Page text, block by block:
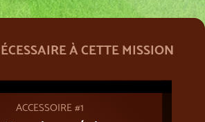
À CETTE MISSION
ACCESSOIRE #1